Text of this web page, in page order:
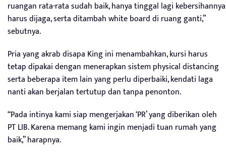
ruangan rata-rata sudah baik, hanya tinggal lagi kebersihannya
harus dijaga, serta ditambah white board di ruang ganti,”
sebutnya.
Pria yang akrab disapa King ini menambahkan, kursi harus
tetap dipakai dengan menerapkan sistem physical distancing
serta beberapa item lain yang perlu diperbaiki, kendati laga
nanti akan berjalan tertutup dan tanpa penonton.
“Pada intinya kami siap mengerjakan ‘PR’ yang diberikan oleh
PT LIB. Karena memang kami ingin menjadi tuan rumah yang
baik,” harapnya.